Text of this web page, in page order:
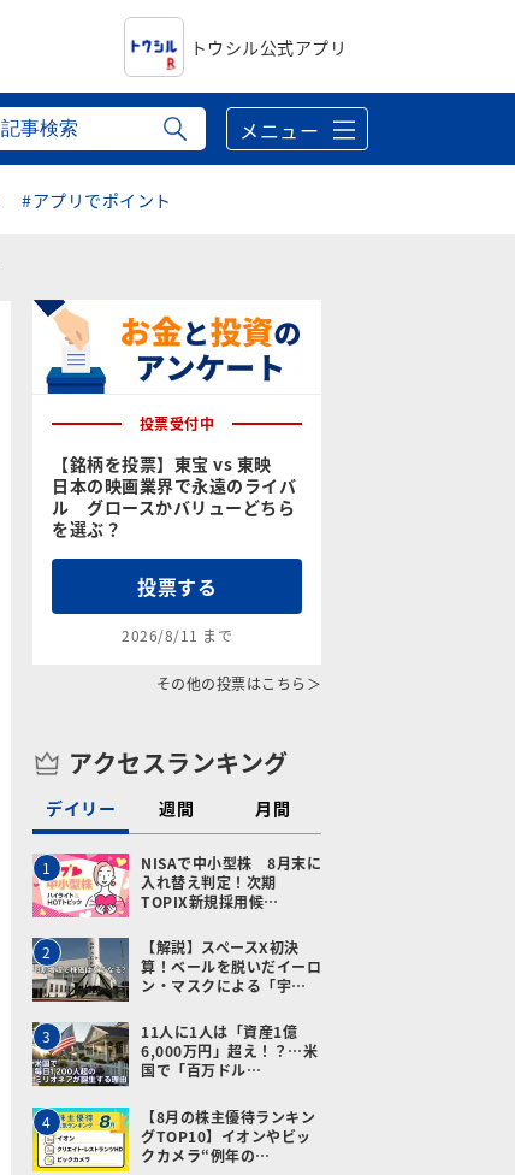
トウシル公式アプリ
メニュー
#アプリでポイント
メールで送る
投票受付中
【銘柄を投票】東宝 vs 東映
日本の映画業界で永遠のライバ
ル グロースかバリューどちら
を選ぶ？
投票する
2026/8/11 まで
その他の投票はこちら＞
アクセスランキング
デイリー 週間 月間
1
NISAで中小型株 8月末に
入れ替え判定！次期
TOPIX新規採用候…
2
【解説】スペースX初決
算！ベールを脱いだイーロ
ン・マスクによる「宇…
3
11人に1人は「資産1億
6,000万円」超え！？…米
国で「百万ドル…
4
【8月の株主優待ランキン
グTOP10】イオンやビッ
クカメラ“例年の…